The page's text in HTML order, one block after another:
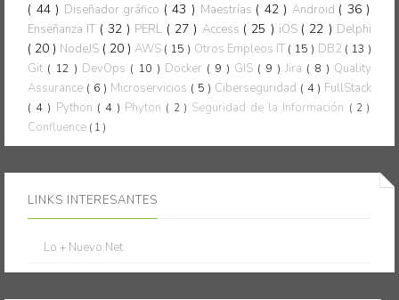
( 44 ) Diseñador gráfico ( 43 ) Maestrías ( 42 ) Android ( 36 )
Enseñanza IT ( 32 ) PERL ( 27 ) Access ( 25 ) iOS ( 22 ) Delphi
( 20 ) NodeJS ( 20 )AWS ( 15 ) Otros Empleos IT ( 15 ) DB2 ( 13 )
Git ( 12 ) DevOps ( 10 ) Docker ( 9 ) GIS ( 9 ) Jira ( 8 ) Quality
Assurance ( 6 ) Microservicios ( 5 ) Ciberseguridad ( 4 ) FullStack
( 4 ) Python ( 4 ) Phyton ( 2 ) Seguridad de la Información ( 2 )
Confluence ( 1 )
LINKS INTERESANTES
Lo + Nuevo.Net